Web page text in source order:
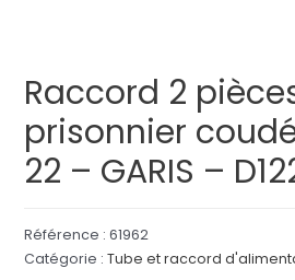
Raccord 2
prisonnier
22 – GARIS –
Référence : 61962
Catégorie : Tube et raccord